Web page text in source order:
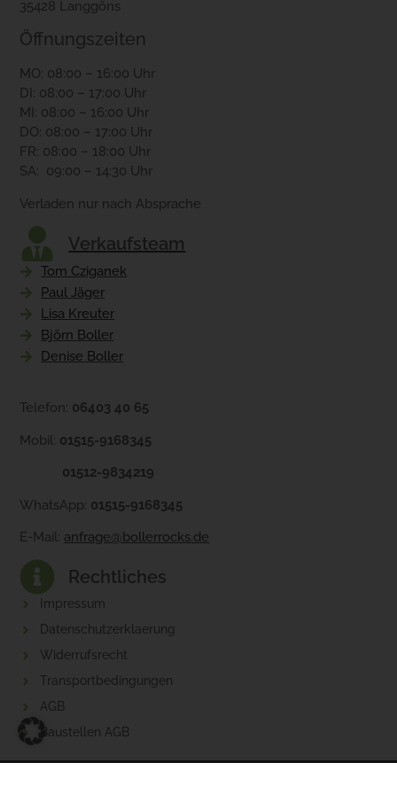
35428 Langgöns
Öffnungszeiten
MO: 08:00 – 16:00 Uhr
DI: 08:00 – 17:00 Uhr
MI: 08:00 – 16:00 Uhr
DO: 08:00 – 17:00 Uhr
FR: 08:00 – 18:00 Uhr
SA: 09:00 – 14:30 Uhr
Verladen nur nach Absprache
Verkaufsteam
Tom Cziganek
Paul Jäger
Lisa Kreuter
Björn Boller
Denise Boller
Telefon: 06403 40 65
Mobil: 01515-9168345
01512-9834219
WhatsApp: 01515-9168345
E-Mail: anfrage@bollerrocks.de
Rechtliches
Impressum
Datenschutzerklaerung
Widerrufsrecht
Transportbedingungen
AGB
Baustellen AGB